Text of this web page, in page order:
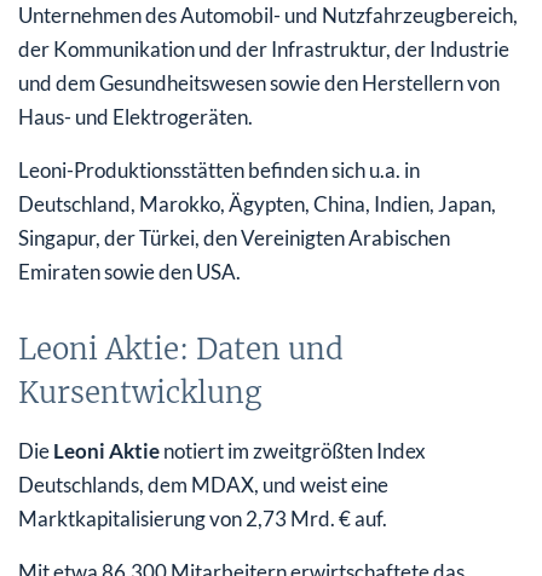
Unternehmen des Automobil- und Nutzfahrzeugbereich,
der Kommunikation und der Infrastruktur, der Industrie
und dem Gesundheitswesen sowie den Herstellern von
Haus- und Elektrogeräten.
Leoni-Produktionsstätten befinden sich u.a. in
Deutschland, Marokko, Ägypten, China, Indien, Japan,
Singapur, der Türkei, den Vereinigten Arabischen
Emiraten sowie den USA.
Leoni Aktie: Daten und
Kursentwicklung
DieLeoni Aktienotiert im zweitgrößten Index
Deutschlands, dem MDAX, und weist eine
Marktkapitalisierung von 2,73 Mrd. € auf.